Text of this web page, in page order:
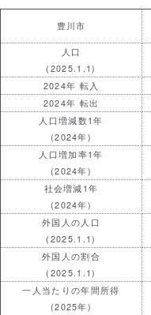
豊川市
人口
(2025.1.1)
2024年 転入
2024年 転出
人口増減数1年
(2024年)
人口増加率1年
(2024年)
社会増減1年
(2024年)
外国人の人口
(2025.1.1)
外国人の割合
(2025.1.1)
一人当たりの年間所得
(2025年)